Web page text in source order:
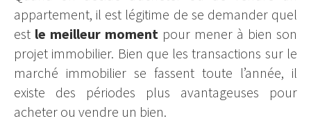
appartement, il est légitime de se demander quel
est le meilleur moment pour mener à bien son
projet immobilier. Bien que les transactions sur le
marché immobilier se fassent toute l’année, il
existe des périodes plus avantageuses pour
acheter ou vendre un bien.